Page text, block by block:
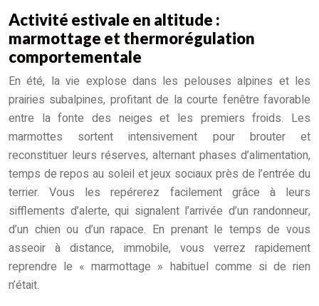
Activité estivale en altitude :
marmottage et thermorégulation
comportementale
En été, la vie explose dans les pelouses alpines et les
prairies subalpines, profitant de la courte fenêtre favorable
entre la fonte des neiges et les premiers froids. Les
marmottes sortent intensivement pour brouter et
reconstituer leurs réserves, alternant phases d’alimentation,
temps de repos au soleil et jeux sociaux près de l’entrée du
terrier. Vous les repérerez facilement grâce à leurs
sifflements d’alerte, qui signalent l’arrivée d’un randonneur,
d’un chien ou d’un rapace. En prenant le temps de vous
asseoir à distance, immobile, vous verrez rapidement
reprendre le « marmottage » habituel comme si de rien
n’était.